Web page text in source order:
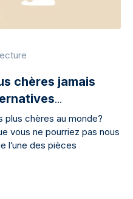
chères jamais
plus chères au monde?
vous ne pourriez pas nous
l’une des pièces